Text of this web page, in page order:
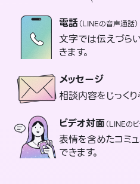
電話（LINEの音声通話）
文字では伝えづら
きます。
メッセージ
相談内容をじっく
ビデオ対面（LINEの
表情を含めたコミ
できます。